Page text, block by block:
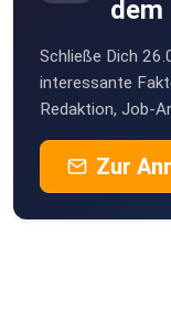
allen gängigen
https://apple.co/
YouTube:
https://
dem
Schließe Dich
interessante
Redaktion, Job-
Zur